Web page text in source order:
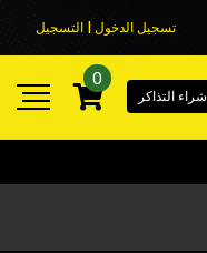
تسجيل الدخول | التسجيل
شراء التذاكر
0